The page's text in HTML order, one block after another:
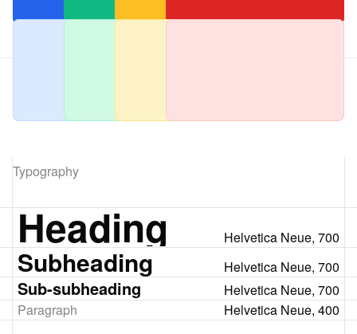
Typography
Heading Helvetica Neue, 700
Subheading Helvetica Neue, 700
Sub-subheading
Helvetica Neue, 700
Paragraph
Helvetica Neue, 400